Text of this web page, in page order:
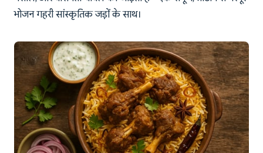
भोजन गहरी सांस्कृतिक जड़ों के साथ।